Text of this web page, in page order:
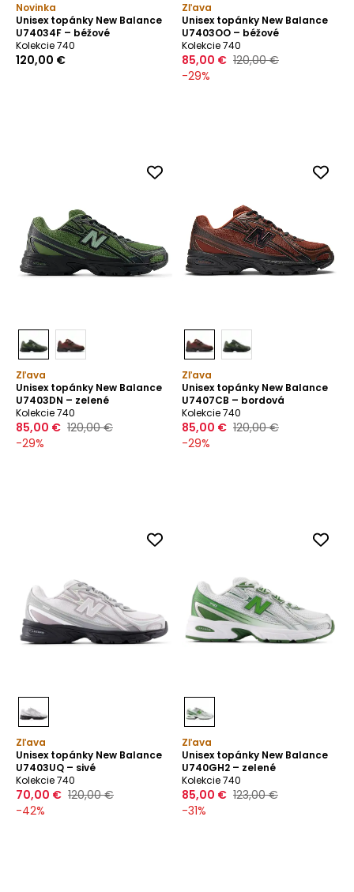
Novinka
Unisex topánky New Balance
U74034F – béžové
Kolekcie 740
120,00 €
Zľava
Unisex topánky New Balance
U7403OO – béžové
Kolekcie 740
85,00 € 120,00 €
-29%
Zľava
Unisex topánky New Balance
U7403DN – zelené
Kolekcie 740
85,00 € 120,00 €
-29%
Zľava
Unisex topánky New Balance
U7407CB – bordová
Kolekcie 740
85,00 € 120,00 €
-29%
Zľava
Unisex topánky New Balance
U7403UQ – sivé
Kolekcie 740
70,00 € 120,00 €
-42%
Zľava
Unisex topánky New Balance
U740GH2 – zelené
Kolekcie 740
85,00 € 123,00 €
-31%